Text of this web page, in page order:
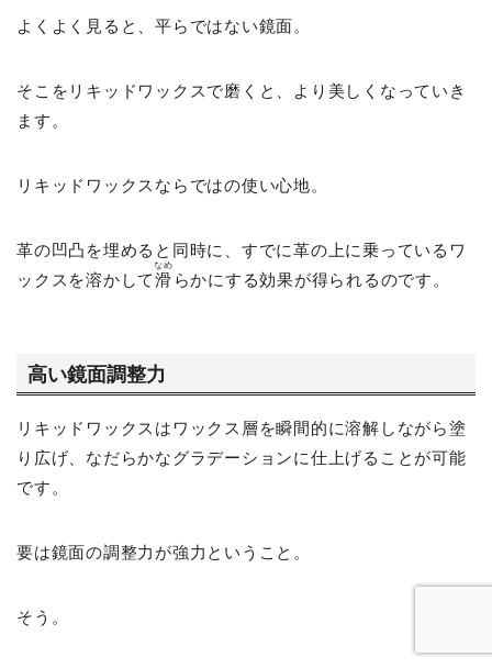
よくよく見ると、平らではない鏡面。
そこをリキッドワックスで磨くと、より美しくなっていき
ます。
リキッドワックスならではの使い心地。
革の凹凸を埋めると同時に、すでに革の上に乗っているワ
ックスを溶かして滑
なめ
らかにする効果が得られるのです。
高い鏡面調整力
リキッドワックスはワックス層を瞬間的に溶解しながら塗
り広げ、なだらかなグラデーションに仕上げることが可能
です。
要は鏡面の調整力が強力ということ。
そう。